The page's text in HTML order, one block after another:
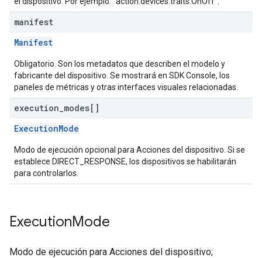
manifest
Manifest
Obligatorio. Son los metadatos que describen el modelo y
fabricante del dispositivo. Se mostrará en SDK Console, los
paneles de métricas y otras interfaces visuales relacionadas.
execution modes[]
ExecutionMode
Modo de ejecución opcional para Acciones del dispositivo. Si se
establece DIRECT_RESPONSE, los dispositivos se habilitarán
para controlarlos.
ExecutionMode
Modo de ejecución para Acciones del dispositivo;